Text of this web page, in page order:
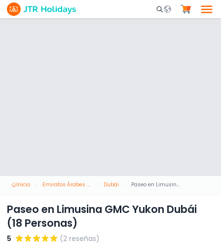
Mobile Search
Inicio Emiratos Árabes Unidos Dubái Paseo en Limusina GMC Yukon Dubái (18 Personas)
Paseo en Limusina GMC Yukon Dubái
(18 Personas)
5
(2 reseñas)